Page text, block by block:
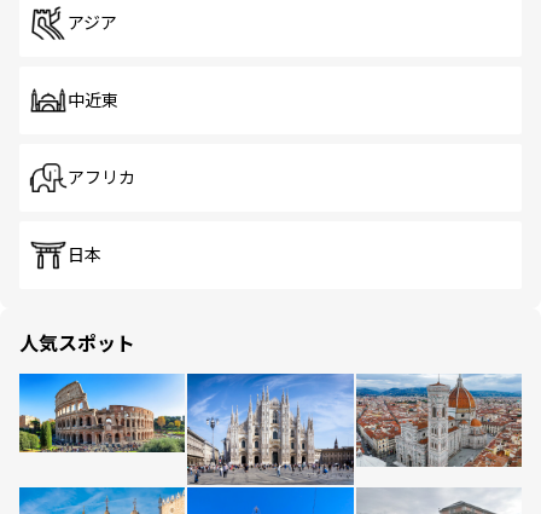
アジア
中近東
アフリカ
日本
人気スポット